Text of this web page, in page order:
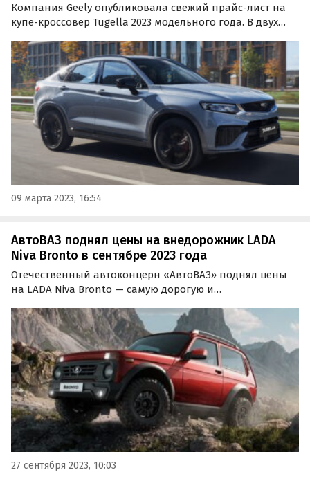
Компания Geely опубликовала свежий прайс-лист на
купе-кроссовер Tugella 2023 модельного года. В двух
функций и немного подорожал, сообщают
«Автоновости дня».
09 марта 2023, 16:54
АвтоВАЗ поднял цены на внедорожник LADA
Niva Bronto в сентябре 2023 года
Отечественный автоконцерн «АвтоВАЗ» поднял цены
на LADA Niva Bronto — самую дорогую и
Legend, созданную специально для офф-роуда.
27 сентября 2023, 10:03